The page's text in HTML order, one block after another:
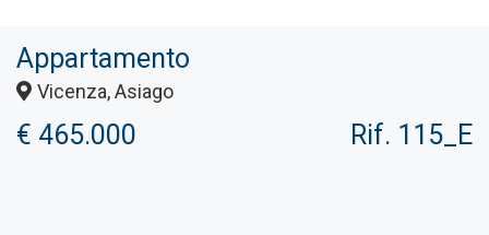
Appartamento
Vicenza, Asiago
€ 465.000 Rif. 115_E